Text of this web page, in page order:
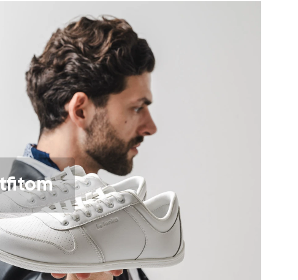
a ich zverejnením.
a ich zverejnením.